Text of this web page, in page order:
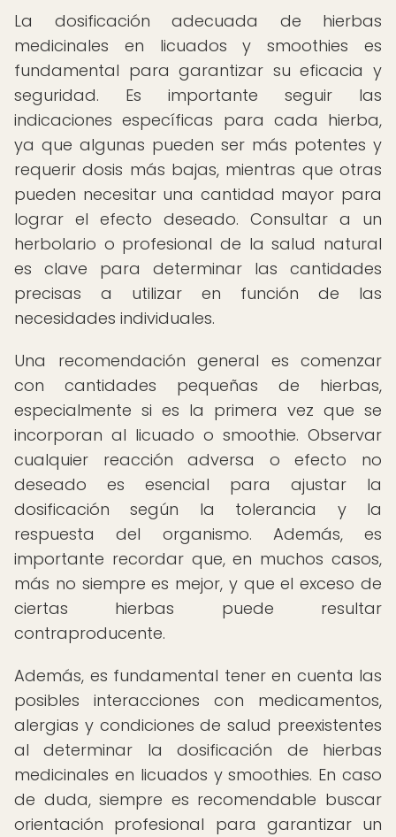
La dosificación adecuada de hierbas
medicinales en licuados y smoothies es
fundamental para garantizar su eficacia y
seguridad. Es importante seguir las
indicaciones específicas para cada hierba,
ya que algunas pueden ser más potentes y
requerir dosis más bajas, mientras que otras
pueden necesitar una cantidad mayor para
lograr el efecto deseado. Consultar a un
herbolario o profesional de la salud natural
es clave para determinar las cantidades
precisas a utilizar en función de las
necesidades individuales.
Una recomendación general es comenzar
con cantidades pequeñas de hierbas,
especialmente si es la primera vez que se
incorporan al licuado o smoothie. Observar
cualquier reacción adversa o efecto no
deseado es esencial para ajustar la
dosificación según la tolerancia y la
respuesta del organismo. Además, es
importante recordar que, en muchos casos,
más no siempre es mejor, y que el exceso de
ciertas hierbas puede resultar
contraproducente.
Además, es fundamental tener en cuenta las
posibles interacciones con medicamentos,
alergias y condiciones de salud preexistentes
al determinar la dosificación de hierbas
medicinales en licuados y smoothies. En caso
de duda, siempre es recomendable buscar
orientación profesional para garantizar un